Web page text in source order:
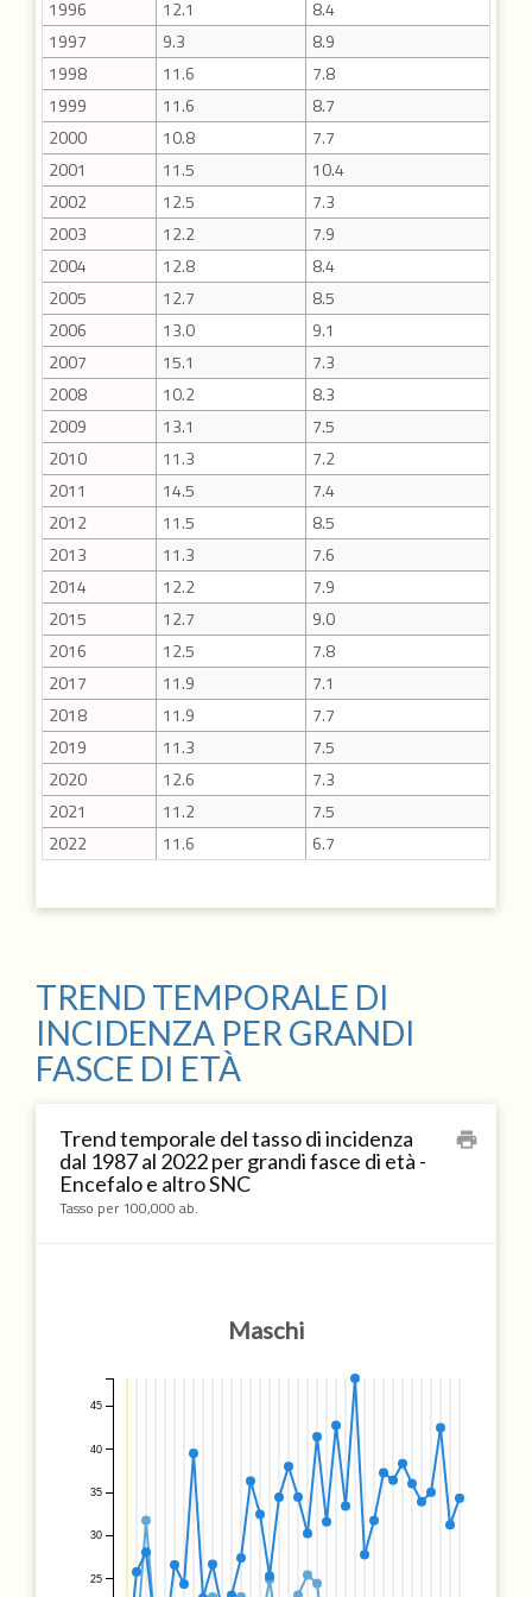
1996 12.1
8.4
1997
9.3
8.9
1998
11.6
7.8
1999
11.6
8.7
2000
10.8
7.7
2001
11.5
10.4
2002
12.5
7.3
2003
12.2
7.9
2004
12.8
8.4
2005
12.7
8.5
2006
13.0
9.1
2007
15.1
7.3
2008
10.2
8.3
2009
13.1
7.5
2010
11.3
7.2
2011
14.5
7.4
2012
11.5
8.5
2013
11.3
7.6
2014
12.2
7.9
2015
12.7
9.0
2016
12.5
7.8
2017
11.9
7.1
2018
11.9
7.7
2019
11.3
7.5
2020
12.6
7.3
2021
11.2
7.5
2022
11.6 6.7
TREND TEMPORALE DI
INCIDENZA PER GRANDI
FASCE DI ETÀ
Trend temporale del tasso di incidenza
dal 1987 al 2022 per grandi fasce di età -
Encefalo e altro SNC
Tasso per 100,000 ab.
print
Maschi
25
30
35
40
45